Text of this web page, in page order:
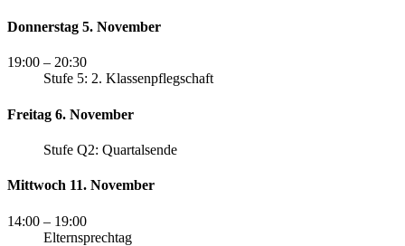
Donnerstag 5. November
19:00 – 20:30
Stufe 5: 2. Klassenpflegschaft
Freitag 6. November
Stufe Q2: Quartalsende
Mittwoch 11. November
14:00 – 19:00
Elternsprechtag